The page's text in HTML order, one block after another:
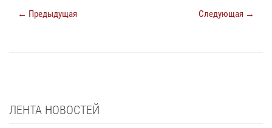
← Предыдущая Следующая →
ЛЕНТА НОВОСТЕЙ